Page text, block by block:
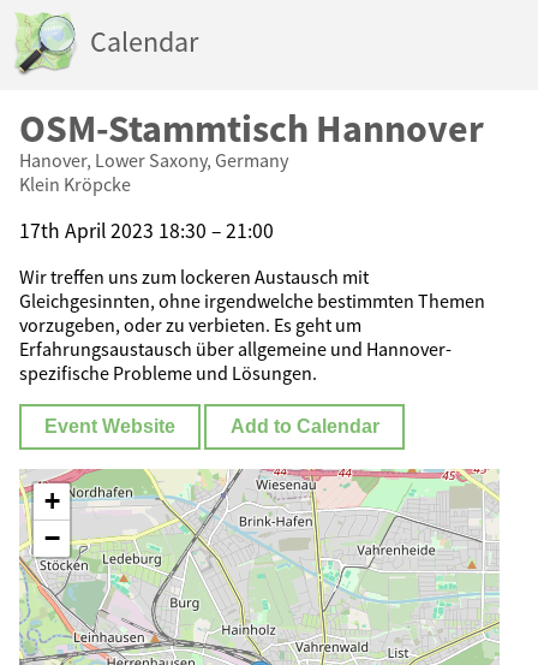
Calendar
OSM-Stammtisch Hannover
Hanover, Lower Saxony, Germany
Klein Kröpcke
17th April 2023 18:30 – 21:00
Wir treffen uns zum lockeren Austausch mit
Gleichgesinnten, ohne irgendwelche bestimmten Themen
vorzugeben, oder zu verbieten. Es geht um
Erfahrungsaustausch über allgemeine und Hannover-
spezifische Probleme und Lösungen.
Event Website Add to Calendar
+
−